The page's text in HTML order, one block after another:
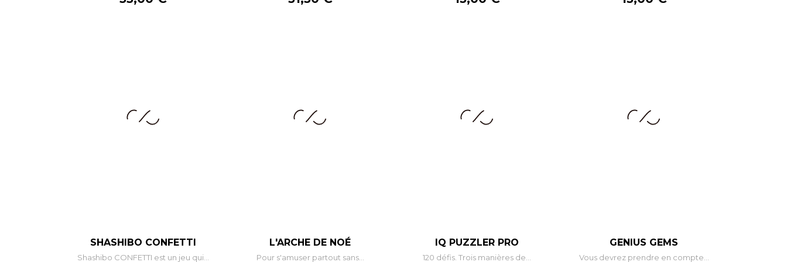
SHASHIBO CONFETTI
Shashibo CONFETTI est un jeu qui...
– + L'ARCHE DE NOÉ
Pour s'amuser partout sans...
IQ PUZZLER PRO
120 défis. Trois manières de...
GENIUS GEMS
Vous devrez prendre en compte...